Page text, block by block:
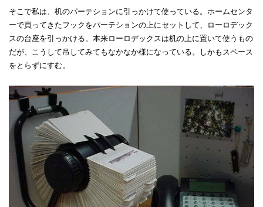
そこで私は、机のパーテションに引っかけて使っている。ホームセンタ
ーで買ってきたフックをパーテションの上にセットして、ローロデック
スの台座を引っかける。本来ローロデックスは机の上に置いて使うもの
だが、こうして吊してみてもなかなか様になっている。しかもスペース
をとらずにすむ。